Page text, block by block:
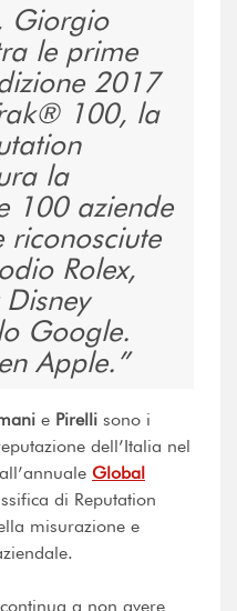
Giorgio
le prime
2017
100, la
la
100 aziende
riconosciute
Rolex,
Google.
Apple.
e Pirelli sono i
dell’Italia nel
Global
di Reputation
misurazione e
a non avere